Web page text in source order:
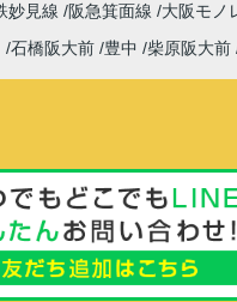
妙見線 阪急箕面線 大阪モノ
石橋阪大前 豊中 柴原阪大前